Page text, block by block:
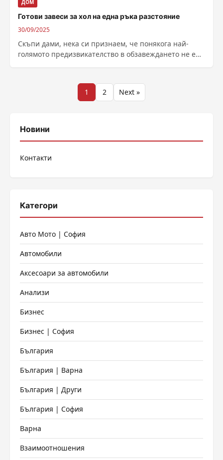
ДОМ
Готови завеси за хол на една ръка разстояние
30/09/2025
Скъпи дами, нека си признаем, че понякога най-
голямото предизвикателство в обзавеждането не е
публикациите
1 2 Next »
Новини
Контакти
Категори
Авто Мото | София
Автомобили
Аксесоари за автомобили
Анализи
Бизнес
Бизнес | София
България
България | Варна
България | Други
България | София
Варна
Взаимоотношения